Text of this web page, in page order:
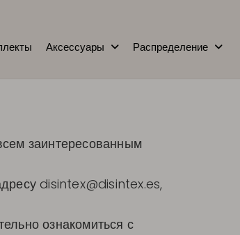
Аксессуары Распределение
заинтересованным
disintex@disintex.es,
ознакомиться с